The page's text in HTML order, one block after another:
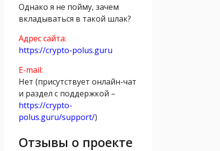
Однако я не пойму, зачем
вкладываться в такой шлак?
Адрес сайта:
https://crypto-polus.guru
E-mail:
Нет (присутствует онлайн-чат
и раздел с поддержкой –
https://crypto-
polus.guru/support/)
Отзывы о проекте